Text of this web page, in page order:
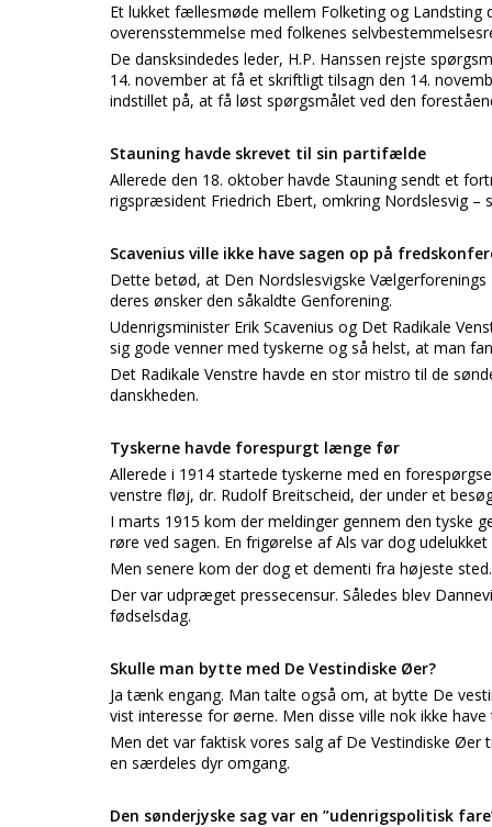
Et lukket fællesmøde mellem Folketing og Landsting
overensstemmelse med folkenes
De dansksindedes leder, H.P. Hanssen rejste
14. november at få et skriftligt tilsagn den 14.
indstillet på, at få løst spørgsmålet ved den
Stauning havde skrevet til sin partifælde
Allerede den 18. oktober havde Stauning sendt et
rigspræsident Friedrich Ebert, omkring Nordslesvig –
Scavenius ville ikke have sagen op på
Dette betød, at Den Nordslesvigske
deres ønsker den såkaldte Genforening.
Udenrigsminister Erik Scavenius og Det Radikale
sig gode venner med tyskerne og så helst, at man
Det Radikale Venstre havde en stor mistro til de
danskheden.
Tyskerne havde forespurgt længe før
Allerede i 1914 startede tyskerne med en
venstre fløj, dr. Rudolf Breitscheid, der under et
I marts 1915 kom der meldinger gennem den tyske
røre ved sagen. En frigørelse af Als var dog
Men senere kom der dog et dementi fra højeste sted.
Der var udpræget pressecensur. Således blev
fødselsdag.
Skulle man bytte med De Vestindiske Øer?
Ja tænk engang. Man talte også om, at bytte De
vist interesse for øerne. Men disse ville nok ikke
Men det var faktisk vores salg af De Vestindiske Øer
en særdeles dyr omgang.
Den sønderjyske sag var en ”udenrigspolitisk